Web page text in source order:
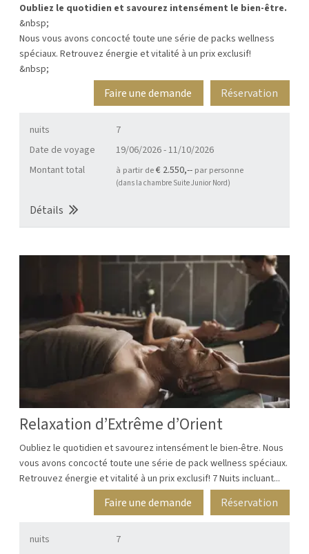
Oubliez le quotidien et savourez intensément le bien-être.
&nbsp;
Nous vous avons concocté toute une série de packs wellness
spéciaux. Retrouvez énergie et vitalité à un prix exclusif!
&nbsp;
Réservation
Faire une demande
nuits
7
Date de voyage
19/06/2026-11/10/2026
Montant total
à partir de€ 2.550,--par personne
(dans la chambre Suite Junior Nord)
Détails
Relaxation d’Extrême d’Orient
Oubliez le quotidien et savourez intensément le bien-être. Nous
vous avons concocté toute une série de pack wellness spéciaux.
Retrouvez énergie et vitalité à un prix exclusif! 7 Nuits incluant...
Réservation
Faire une demande
nuits
7